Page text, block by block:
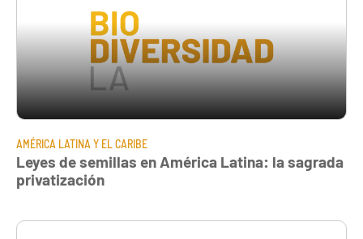
AMÉRICA LATINA Y EL CARIBE
Leyes de semillas en América Latina: la sagrada
privatización